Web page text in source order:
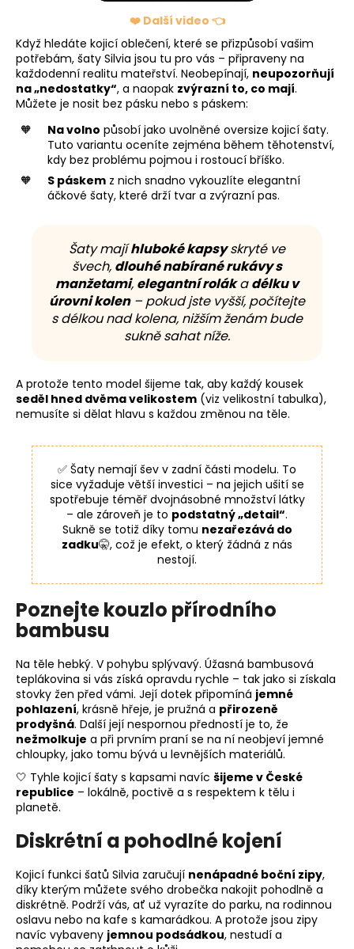
❤️ Další video 👈
Když hledáte kojicí oblečení, které se přizpůsobí vašim
potřebám, šaty Silvia jsou tu pro vás – připraveny na
každodenní realitu mateřství. Neobepínají, neupozorňují
na „nedostatky“, a naopak zvýrazní to, co mají.
Můžete je nosit bez pásku nebo s páskem:
Na volno působí jako uvolněné oversize kojicí šaty.
Tuto variantu oceníte zejména během těhotenství,
kdy bez problému pojmou i rostoucí bříško.
S páskem z nich snadno vykouzlíte elegantní
áčkové šaty, které drží tvar a zvýrazní pas.
Šaty majíhluboké kapsyskryté ve
švech, dlouhé nabírané rukávy s
manžetami, elegantní rolákadélku v
úrovni kolen– pokud jste vyšší, počítejte
s délkou nad kolena, nižším ženám bude
sukně sahat níže.
A protože tento model šijeme tak, aby každý kousek
seděl hned dvěma velikostem (viz velikostní tabulka),
nemusíte si dělat hlavu s každou změnou na těle.
✅ Šaty nemají šev v zadní části modelu. To
sice vyžaduje větší investici – na jejich ušití se
spotřebuje téměř dvojnásobné množství látky
– ale zároveň je to podstatný „detail“.
Sukně se totiž díky tomu nezařezává do
zadku🤫, což je efekt, o který žádná z nás
nestojí.
Poznejte kouzlo přírodního
bambusu
Na těle hebký. V pohybu splývavý. Úžasná bambusová
teplákovina si vás získá opravdu rychle – tak jako si získala
stovky žen před vámi. Její dotek připomíná jemné
pohlazení, krásně hřeje, je pružná a přirozeně
prodyšná. Další její nespornou předností je to, že
nežmolkuje a při prvním praní se na ní neobjeví jemné
chloupky, jako tomu bývá u levnějších materiálů.
🤍 Tyhle kojicí šaty s kapsami navíc šijeme v České
republice – lokálně, poctivě a s respektem k tělu i
planetě.
Diskrétní a pohodlné kojení
Kojicí funkci šatů Silvia zaručují nenápadné boční zipy,
díky kterým můžete svého drobečka nakojit pohodlně a
diskrétně. Podrží vás, ať už vyrazíte do parku, na rodinnou
oslavu nebo na kafe s kamarádkou. A protože jsou zipy
navíc vybaveny jemnou podsádkou, nestudí a